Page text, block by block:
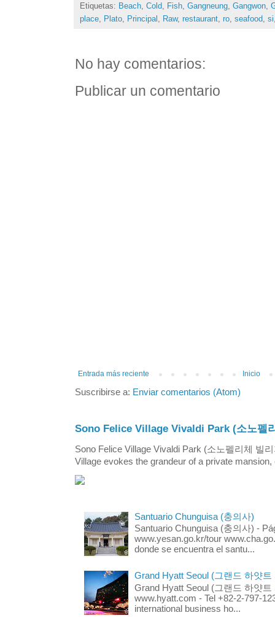
Etiquetas: Beach, Cold, Fish, Gangneung, Gangwon,
place, Plato, Principal , Raw, restaurant, ro, seafood, si
No hay comentarios:
Publicar un comentario
Entrada más reciente Inicio
Suscribirse a: Enviar comentarios (Atom)
Sono Felice Village Vivaldi Park (소노펠
Sono Felice Village Vivaldi Park (소노펠리체 빌
Village evokes the grandeur of a private
Santuario Chunguisa (충의사)
Santuario Chunguisa (충의사) -
www.yesan.go.kr/tour
donde se encuentra el santu...
Grand Hyatt Seoul (그랜드 하얏트
Grand Hyatt Seoul (그랜드 하얏트
www.hyatt.com - Tel +82-2-797-
international business ho...